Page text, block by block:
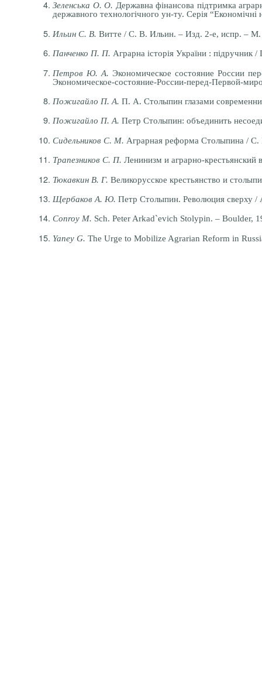
Зеленська О. О. Державна фінансова підтримка
державного технологічного ун-ту. Серія
Ильин С. В. Витте / С. В. Ильин. – Изд. 2-е, испр. – М.
Панченко П. П. Аграрна історія України :
Петров Ю. А. Экономическое состояние России
Экономическое-состояние-России-перед-Первой-
Пожигайло П. А. П. А. Столыпин глазами
Пожигайло П. А. Петр Столыпин: объединить
Сидельников С. М. Аграрная реформа Столыпина /
Трапезников С. П. Ленинизм и аграрно-
Тюкавкин В. Г. Великорусское крестьянство и
Щербаков А. Ю. Петр Столыпин. Революция
Conroy M. Sch. Peter Arkad`evich Stolypin. – Boulder,
Yaney G. The Urge to Mobilize Agrarian Reform in